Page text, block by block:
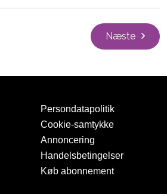
Næste
Persondatapolitik
Cookie-samtykke
Annoncering
Handelsbetingelser
Køb abonnement